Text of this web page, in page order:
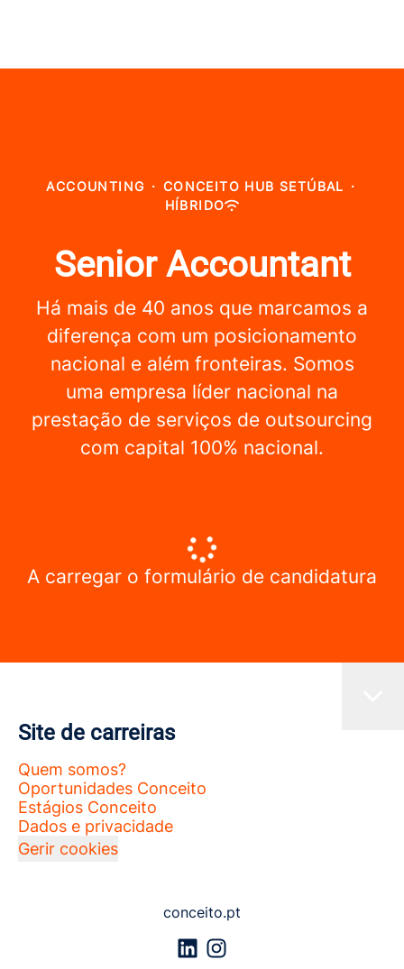
ACCOUNTING · CONCEITO HUB SETÚBAL ·
HÍBRIDO
Senior Accountant
Há mais de 40 anos que marcamos a
diferença com um posicionamento
nacional e além fronteiras. Somos
uma empresa líder nacional na
prestação de serviços de outsourcing
com capital 100% nacional.
A carregar o formulário de candidatura
Site de carreiras
Quem somos?
Oportunidades Conceito
Estágios Conceito
Dados e privacidade
Gerir cookies
conceito.pt